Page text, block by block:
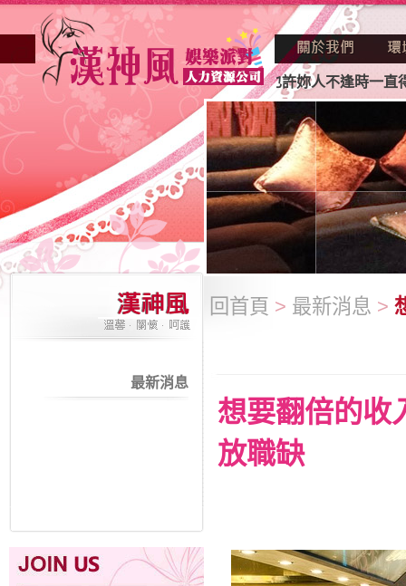
業妳正因不景氣的年代找不到工作？也許妳人不逢時一直得
最新消息
回首頁 > 最新消息 >
想要翻倍的收
放職缺